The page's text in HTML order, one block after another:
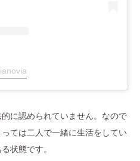
に認められていません。なので
ては二人で一緒に生活をしてい
状態です。